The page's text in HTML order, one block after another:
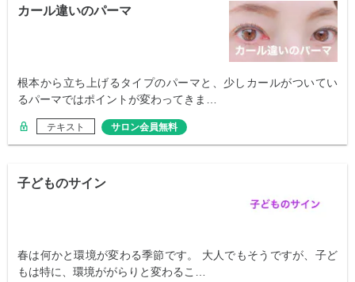
カール違いのパーマ
根本から立ち上げるタイプのパーマと、少しカールがついてい
るパーマではポイントが変わってきま…
テキスト サロン会員無料
子どものサイン
春は何かと環境が変わる季節です。 大人でもそうですが、子ど
もは特に、環境ががらりと変わるこ…